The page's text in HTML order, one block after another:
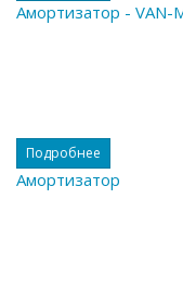
Амортизатор - VAN-
Подробнее
Амортизатор